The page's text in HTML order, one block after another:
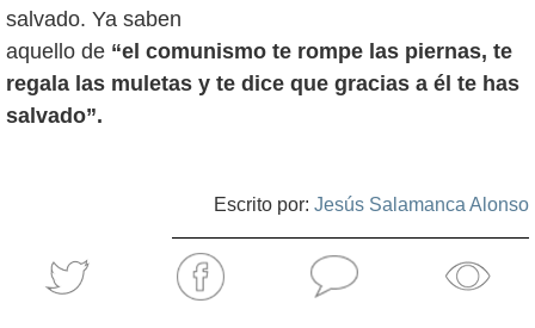
salvado. Ya saben
aquello de “el comunismo te rompe las piernas, te
regala las muletas y te dice que gracias a él te has
salvado”.
Escrito por: Jesús Salamanca Alonso